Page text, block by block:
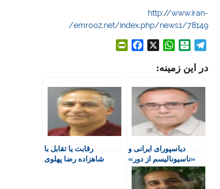
http://www.iran-
emrooz.net/index.php/news1/78149/
l
g
r
a
t
a
r
i
n
W
a
s
A
p
p
F
r
i
e
در این زمینه:
دیاسپورای ایرانی و
«ناسیونالیسم از دور»
رقابت یا تقابل با
شاهزاده رضا پهلوی